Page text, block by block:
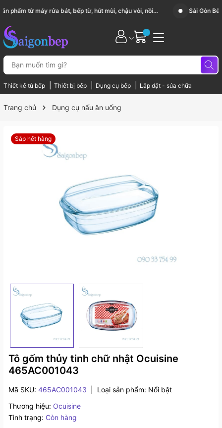
Sài Gòn Bếp chuyên thiết bị bếp, gia dụng bếp cao cấp
Thiết kế tủ bếp Thiết bị bếp Dụng cụ bếp Lắp đặt - sửa chữa
Trang chủ Dụng cụ nấu ăn uống
Sắp hết hàng
Tô gốm thủy tinh chữ nhật Ocuisine
465AC001043
Mã SKU: 465AC001043 Loại sản phẩm: Nổi bật
Thương hiệu: Ocuisine
Tình trạng: Còn hàng